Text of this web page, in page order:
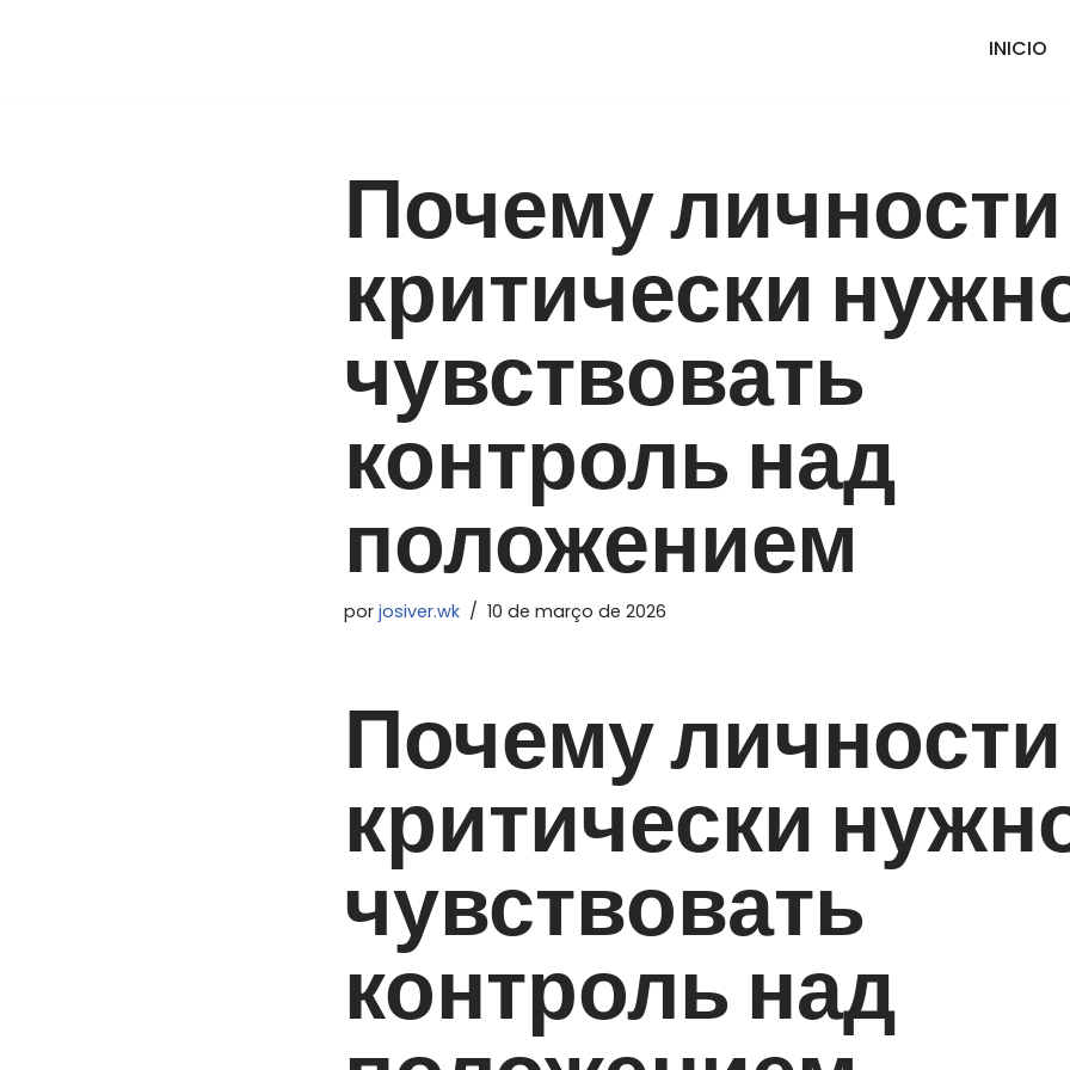
INICIO
Почему личности
критически
чувствовать
контроль над
положением
por josiver.wk 10 de março de 2026
Почему личности
критически
чувствовать
контроль над